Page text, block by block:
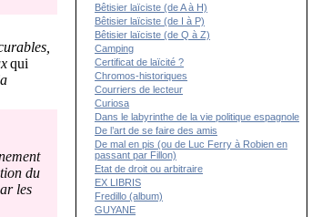
qui
du
les
Bêtisier laïciste (de A à H)
Bêtisier laïciste (de I à P)
Bêtisier laïciste (de Q à Z)
Camping
Certificat de laïcité ?
Chromos-historiques
Courriers de lecteur
Curiosa
Dans le labyrinthe de la vie politique espagnole
De l’art de se faire des amis
De mal en pis (ou de Luc Ferry à Robien en
passant par Fillon)
Etat de droit ou arbitraire
EX LIBRIS
Fredillo (album)
GUYANE